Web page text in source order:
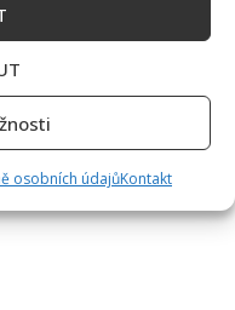
osobních údajůKontakt